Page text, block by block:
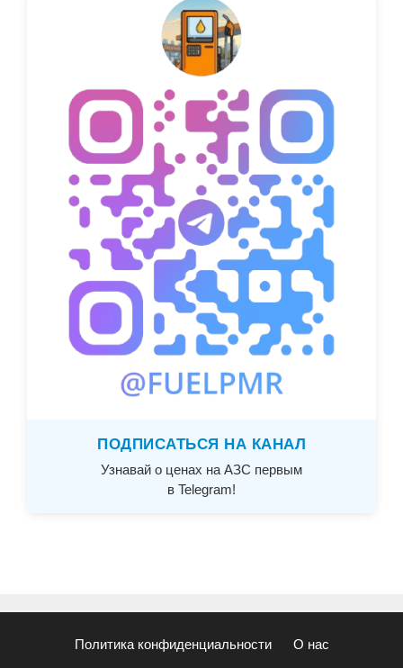
ПОДПИСАТЬСЯ НА КАНАЛ
Узнавай о ценах на АЗС первым
в Telegram!
Политика конфиденциальности О нас